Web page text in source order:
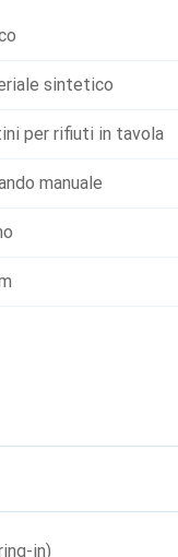
sintetico
per rifiuti in tavola
manuale
in)